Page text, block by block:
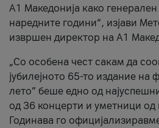
A1 Македонија како
наредните години“, изјави
извршен директор на A1
„Со особена чест сакам да
јубилејното 65-то издание на
лето” беше едно од
од 36 концерти и уметници од
Годинава го